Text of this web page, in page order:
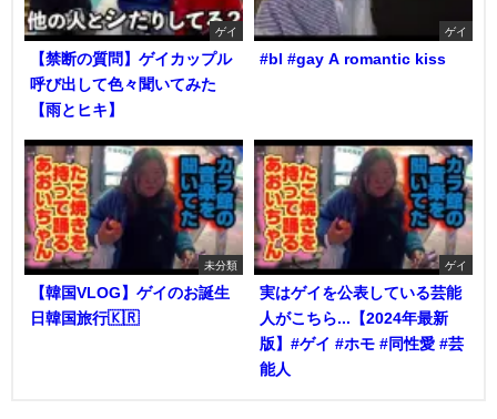
ゲイ
【禁断の質問】ゲイカップル
呼び出して色々聞いてみた
【雨とヒキ】
ゲイ
#bl #gay A romantic kiss
未分類
【韓国VLOG】ゲイのお誕生
日韓国旅行🇰🇷
ゲイ
実はゲイを公表している芸能
人がこちら...【2024年最新
版】#ゲイ #ホモ #同性愛 #芸
能人